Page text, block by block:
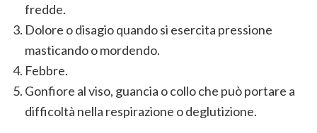
fredde.
Dolore o disagio quando si esercita pressione
masticando o mordendo.
Febbre.
Gonfiore al viso, guancia o collo che può portare a
difficoltà nella respirazione o deglutizione.